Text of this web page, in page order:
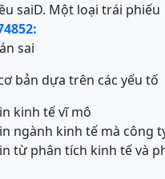
saiD. Một loại trái phiếu
sai
bản dựa trên các yếu tố
kinh tế vĩ mô
ngành kinh tế mà công
từ phân tích kinh tế và